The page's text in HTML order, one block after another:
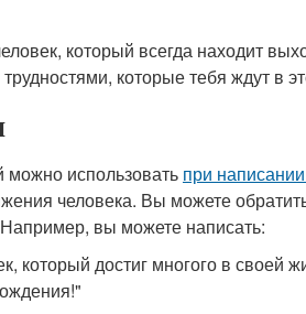
который всегда находит
которые тебя ждут в
использовать при
человека. Вы можете
вы можете написать:
который достиг многого в